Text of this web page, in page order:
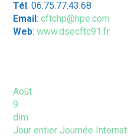
Tél: 06.75.77.43.68
Email:cftchp@hpe.com
Web:www.dsecftc91.fr
Août
9
dim
Jour entierJournée